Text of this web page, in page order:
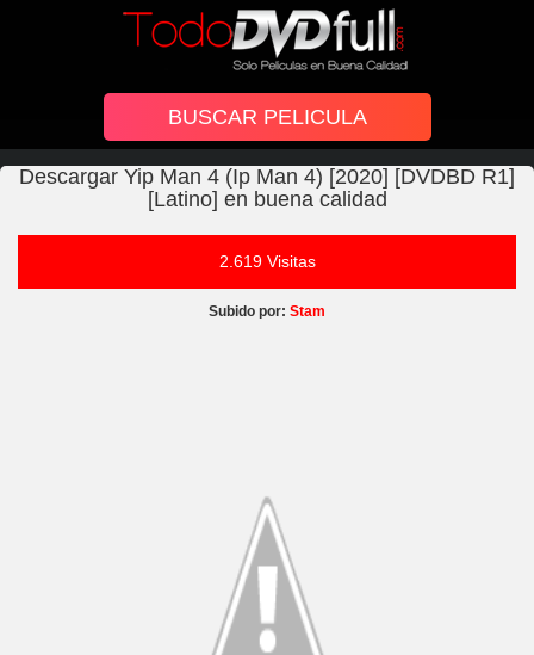
Descargar Yip Man 4 (Ip Man 4) [2020] [DVDBD R1]
[Latino] en buena calidad
2.619 Visitas
Subido por: Stam